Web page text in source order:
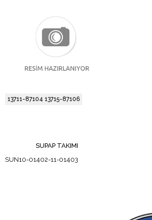
SUPAP TAKIMI
SUN10-01402-11-01403
13711-87104 13715-87106